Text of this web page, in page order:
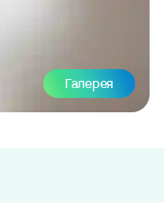
Галерея